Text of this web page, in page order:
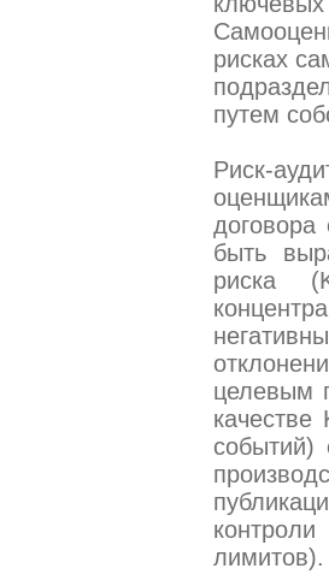
рисках
путем
Риск-
договора
быть
риска
целевым
событий)
лимитов).